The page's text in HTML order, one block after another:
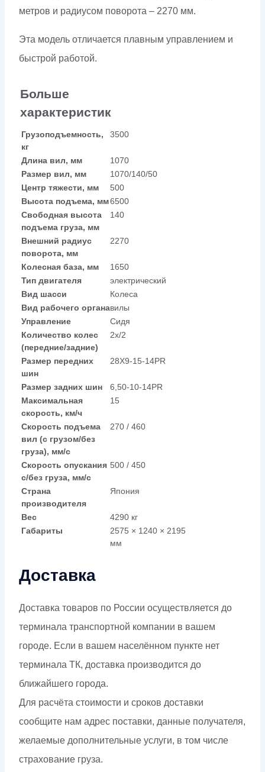
метров и радиусом поворота – 2270 мм.
Эта модель отличается плавным управлением и
быстрой работой.
Больше
характеристик
Грузоподъемность,
кг
3500
Длина вил, мм
1070
Размер вил, мм
1070/140/50
Центр тяжести, мм
500
Высота подъема, мм6500
Свободная высота
подъема груза, мм
140
Внешний радиус
поворота, мм
2270
Колесная база, мм
1650
Тип двигателя
электрический
Вид шасси
Колеса
Вид рабочего органавилы
Управление
Сидя
Количество колес
(передние/задние)
2x/2
Размер передних
шин
28X9-15-14PR
Размер задних шин
6,50-10-14PR
Максимальная
скорость, км/ч
15
Скорость подъема
вил (с грузом/без
груза), мм/с
270 / 460
Скорость опускания
c/без груза, мм/с
500 / 450
Страна
производителя
Япония
Вес
4290 кг
Габариты
2575 × 1240 × 2195
мм
Доставка
Доставка товаров по России осуществляется до
терминала транспортной компании в вашем
городе. Если в вашем населённом пункте нет
терминала ТК, доставка производится до
ближайшего города.
Для расчёта стоимости и сроков доставки
сообщите нам адрес поставки, данные получателя,
желаемые дополнительные услуги, в том числе
страхование груза.